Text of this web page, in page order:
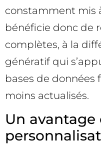
constamment mis
bénéficie donc de
complètes, à la
génératif qui
bases de données
moins actualisés.
Un avantage